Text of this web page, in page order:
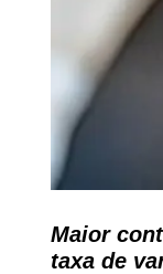
Maior
taxa de